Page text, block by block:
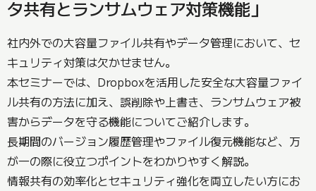
タ共有とランサムウェア対策機能」
社内外での大容量ファイル共有やデータ管理において、セ
キュリティ対策は欠かせません。
本セミナーでは、Dropboxを活用した安全な大容量ファイ
ル共有の方法に加え、誤削除や上書き、ランサムウェア被
害からデータを守る機能についてご紹介します。
長期間のバージョン履歴管理やファイル復元機能など、万
が一の際に役立つポイントをわかりやすく解説。
情報共有の効率化とセキュリティ強化を両立したい方にお